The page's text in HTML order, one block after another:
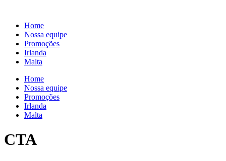
contentHome
Nossa equipe
Promoções
Irlanda
Malta
Home
Nossa equipe
Promoções
Irlanda
Malta
CTA